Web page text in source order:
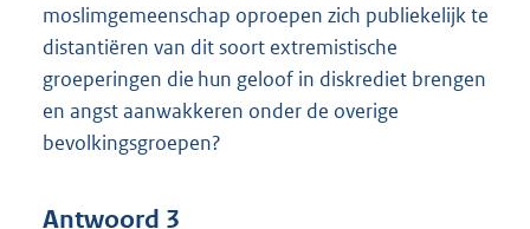
moslimgemeenschap oproepen zich publiekelijk te
distantiëren van dit soort extremistische
groeperingen die hun geloof in diskrediet brengen
en angst aanwakkeren onder de overige
bevolkingsgroepen?
Antwoord 3